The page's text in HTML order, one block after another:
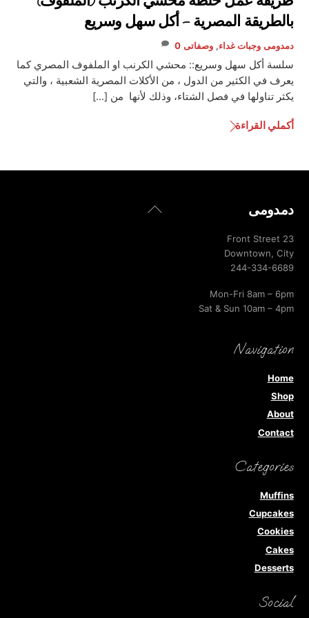
بالطريقة المصرية – أكل سهل وسريع
دمدومى وجبات غداء,وصفاتى 0
سلسة أكل سهل وسريع:: محشي الكرنب او الملفوف المصري كما
يعرف في الكثير من الدول ، من الأكلات المصرية الشعبية ، والتي
يكثر تناولها في فصل الشتاء، وذلك لأنها من […]
أكملي القراءة
Back
دمدومى
23 Front Street
Downtown, City
244-334-6689
Mon-Fri 8am – 6pm
Sat & Sun 10am – 4pm
Navigation
Home
Shop
About
Contact
Categories
Muffins
Cupcakes
Cookies
Cakes
Desserts
Social